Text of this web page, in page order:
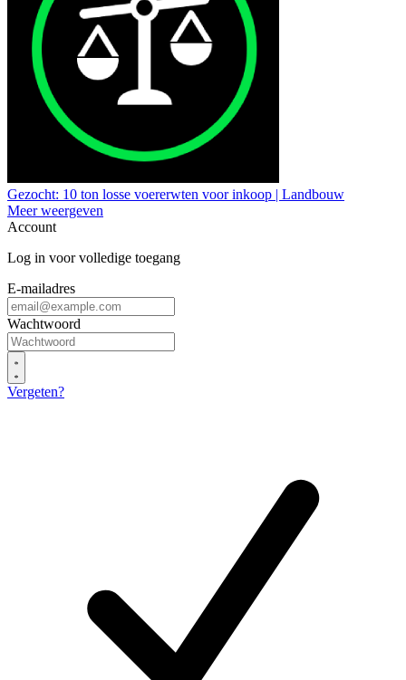
Gezocht: 10 ton losse voererwten voor inkoop | Landbouw
Meer weergeven
Account
Log in voor volledige toegang
E-mailadres
Wachtwoord
Vergeten?